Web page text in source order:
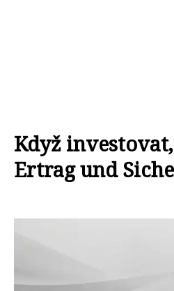
Když
Ertrag und